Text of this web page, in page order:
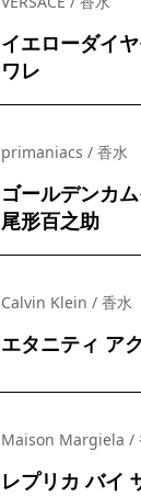
イエローダイ
ワレ
primaniacs / 香水
ゴールデンカ
尾形百之助
Calvin Klein / 香水
エタニティ ア
Maison Margiela /
レプリカ バイ